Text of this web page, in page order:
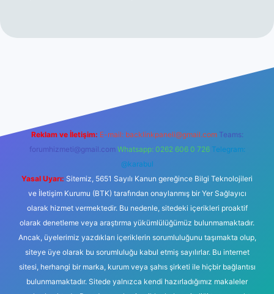
Reklam ve İletişim: E-mail: backlinkpaneli@gmail.com Teams:
forumhizmeti@gmail.com Whatsapp: 0262 606 0 726 Telegram:
@karabul
Yasal Uyarı: Sitemiz, 5651 Sayılı Kanun gereğince Bilgi Teknolojileri
ve İletişim Kurumu (BTK) tarafından onaylanmış bir Yer Sağlayıcı
olarak hizmet vermektedir. Bu nedenle, sitedeki içerikleri proaktif
olarak denetleme veya araştırma yükümlülüğümüz bulunmamaktadır.
Ancak, üyelerimiz yazdıkları içeriklerin sorumluluğunu taşımakta olup,
siteye üye olarak bu sorumluluğu kabul etmiş sayılırlar. Bu internet
sitesi, herhangi bir marka, kurum veya şahıs şirketi ile hiçbir bağlantısı
bulunmamaktadır. Sitede yalnızca kendi hazırladığımız makaleler